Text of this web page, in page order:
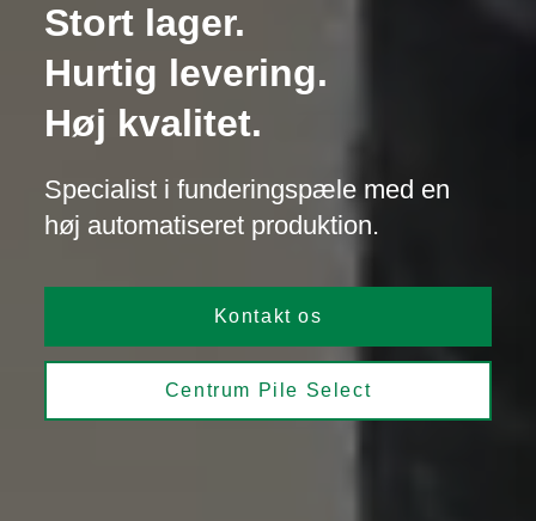
Stort lager.
Hurtig levering.
Høj kvalitet.
Specialist i funderingspæle med en
høj automatiseret produktion.
Kontakt os
Centrum Pile Select